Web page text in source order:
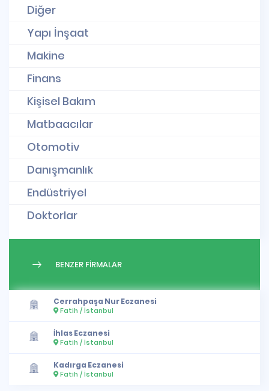
Diğer
Yapı İnşaat
Makine
Finans
Kişisel Bakım
Matbaacılar
Otomotiv
Danışmanlık
Endüstriyel
Doktorlar
BENZER FİRMALAR
Cerrahpaşa Nur Eczanesi
Fatih / İstanbul
İhlas Eczanesi
Fatih / İstanbul
Kadırga Eczanesi
Fatih / İstanbul